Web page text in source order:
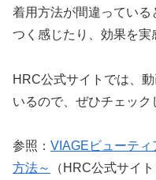
着用方法が間違っている
つく感じたり、効果を実
HRC公式サイトでは、
いるので、ぜひチェック
参照： VIAGEビューティ
方法～
（HRC公式サイト